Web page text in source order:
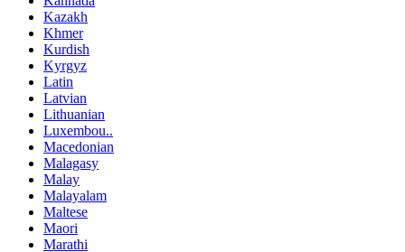
Kazakh
Khmer
Kurdish
Kyrgyz
Latin
Latvian
Lithuanian
Luxembou..
Macedonian
Malagasy
Malay
Malayalam
Maltese
Maori
Marathi